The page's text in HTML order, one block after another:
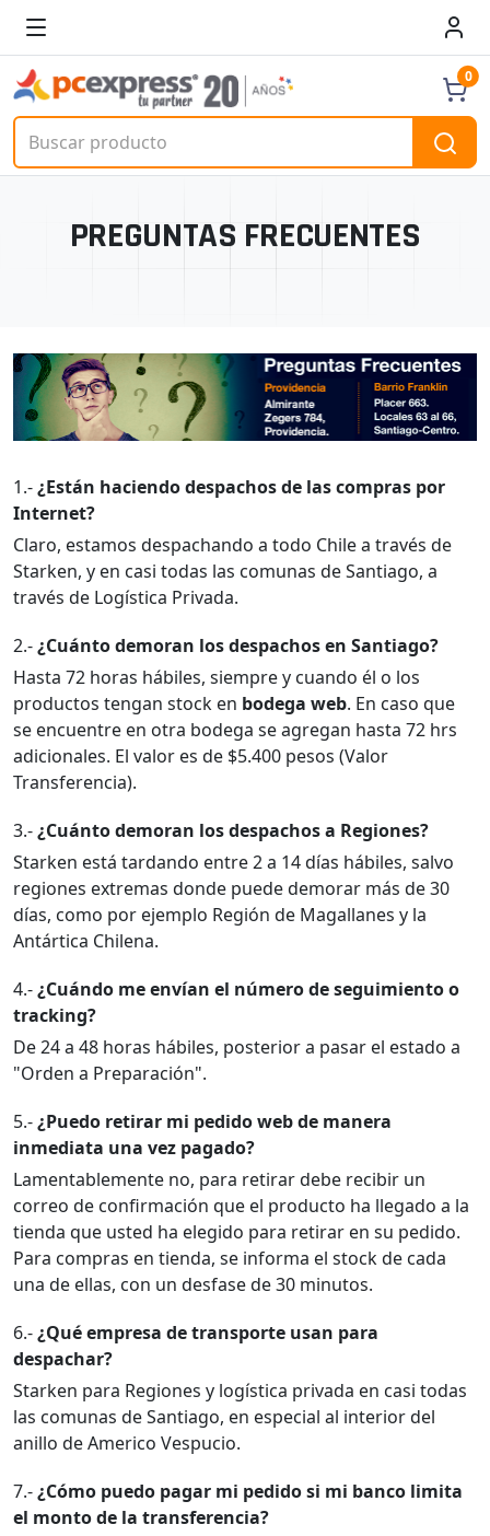
0
PREGUNTAS FRECUENTES
1.-¿Están haciendo despachos de las compras por
Internet?
Claro, estamos despachando a todo Chile a través de
Starken, y en casi todas las comunas de Santiago, a
través de Logística Privada.
2.-¿Cuánto demoran los despachos en Santiago?
Hasta 72 horas hábiles, siempre y cuando él o los
productos tengan stock en bodega web. En caso que
se encuentre en otra bodega se agregan hasta 72 hrs
adicionales. El valor es de $5.400 pesos (Valor
Transferencia).
3.-¿Cuánto demoran los despachos a Regiones?
Starken está tardando entre 2 a 14 días hábiles, salvo
regiones extremas donde puede demorar más de 30
días, como por ejemplo Región de Magallanes y la
Antártica Chilena.
4.-¿Cuándo me envían el número de seguimiento o
tracking?
De 24 a 48 horas hábiles, posterior a pasar el estado a
"Orden a Preparación".
5.-¿Puedo retirar mi pedido web de manera
inmediata una vez pagado?
Lamentablemente no, para retirar debe recibir un
correo de confirmación que el producto ha llegado a la
tienda que usted ha elegido para retirar en su pedido.
Para compras en tienda, se informa el stock de cada
una de ellas, con un desfase de 30 minutos.
6.-¿Qué empresa de transporte usan para
despachar?
Starken para Regiones y logística privada en casi todas
las comunas de Santiago, en especial al interior del
anillo de Americo Vespucio.
7.-¿Cómo puedo pagar mi pedido si mi banco limita
el monto de la transferencia?